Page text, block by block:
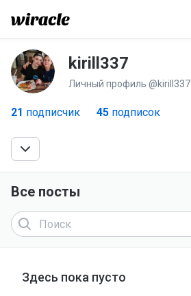
K kirill337
Личный профиль @kirill337
21 подписчик 45 подписок
Все посты
Здесь пока пусто